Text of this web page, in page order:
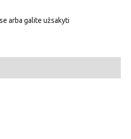
arba galite užsakyti